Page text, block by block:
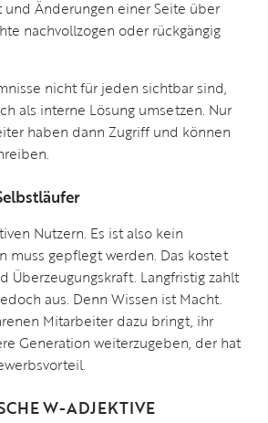
Änderungen einer Seite über
nachvollzogen oder rückgängig
nicht für jeden sichtbar sind,
als interne Lösung umsetzen. Nur
haben dann Zugriff und können
Nutzern. Es ist also kein
muss gepflegt werden. Das kostet
Überzeugungskraft. Langfristig zahlt
aus. Denn Wissen ist Macht.
Mitarbeiter dazu bringt, ihr
Generation weiterzugeben, der hat
W-ADJEKTIVE